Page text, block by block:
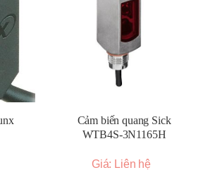
Cảm biến quang Sick
WTB4S-3N1165H
Giá: Liên hệ